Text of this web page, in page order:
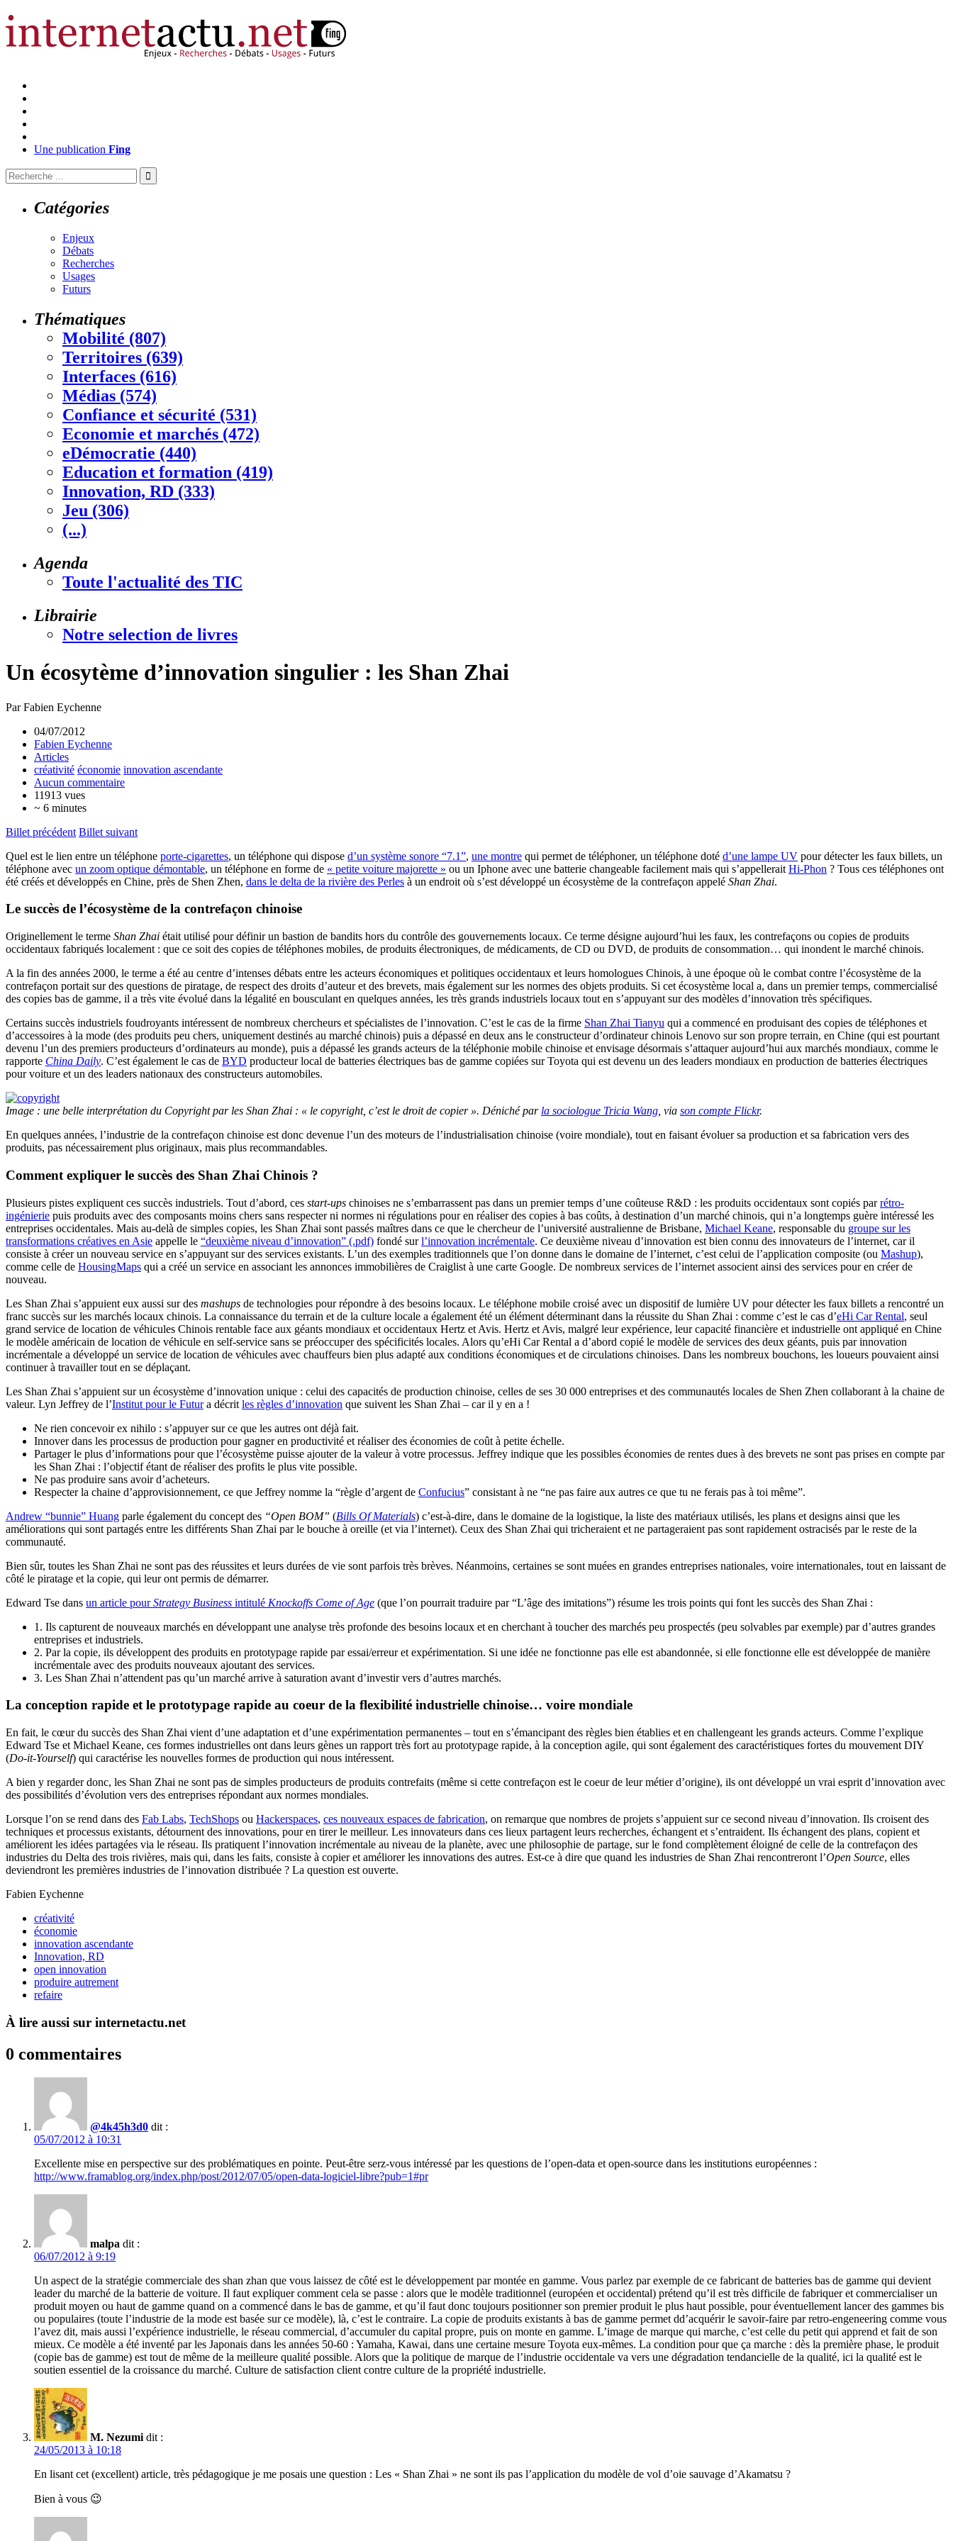
Une publication Fing
Catégories
Enjeux
Débats
Recherches
Usages
Futurs
Thématiques
Mobilité (807)
Territoires (639)
Interfaces (616)
Médias (574)
Confiance et sécurité (531)
Economie et marchés (472)
eDémocratie (440)
Education et formation (419)
Innovation, RD (333)
Jeu (306)
(...)
Agenda
Toute l'actualité des TIC
Librairie
Notre selection de livres
Un écosytème d’innovation singulier : les Shan Zhai
Par Fabien Eychenne
04/07/2012
Fabien Eychenne
Articles
créativité économie innovation ascendante
Aucun commentaire
11913 vues
~ 6 minutes
Billet précédent Billet suivant
Quel est le lien entre un téléphone porte-cigarettes, un téléphone qui dispose d’un système sonore “7.1”, une montre qui permet de téléphoner, un téléphone doté d’une lampe UV pour détecter les faux billets, un
téléphone avec un zoom optique démontable, un téléphone en forme de « petite voiture majorette » ou un Iphone avec une batterie changeable facilement mais qui s’appellerait Hi-Phon ? Tous ces téléphones ont
été créés et développés en Chine, près de Shen Zhen, dans le delta de la rivière des Perles à un endroit où s’est développé un écosystème de la contrefaçon appelé Shan Zhai.
Le succès de l’écosystème de la contrefaçon chinoise
Originellement le terme Shan Zhai était utilisé pour définir un bastion de bandits hors du contrôle des gouvernements locaux. Ce terme désigne aujourd’hui les faux, les contrefaçons ou copies de produits
occidentaux fabriqués localement : que ce soit des copies de téléphones mobiles, de produits électroniques, de médicaments, de CD ou DVD, de produits de consommation… qui inondent le marché chinois.
A la fin des années 2000, le terme a été au centre d’intenses débats entre les acteurs économiques et politiques occidentaux et leurs homologues Chinois, à une époque où le combat contre l’écosystème de la
contrefaçon portait sur des questions de piratage, de respect des droits d’auteur et des brevets, mais également sur les normes des objets produits. Si cet écosystème local a, dans un premier temps, commercialisé
des copies bas de gamme, il a très vite évolué dans la légalité en bousculant en quelques années, les très grands industriels locaux tout en s’appuyant sur des modèles d’innovation très spécifiques.
Certains succès industriels foudroyants intéressent de nombreux chercheurs et spécialistes de l’innovation. C’est le cas de la firme Shan Zhai Tianyu qui a commencé en produisant des copies de téléphones et
d’accessoires à la mode (des produits peu chers, uniquement destinés au marché chinois) puis a dépassé en deux ans le constructeur d’ordinateur chinois Lenovo sur son propre terrain, en Chine (qui est pourtant
devenu l’un des premiers producteurs d’ordinateurs au monde), puis a dépassé les grands acteurs de la téléphonie mobile chinoise et envisage désormais s’attaquer aujourd’hui aux marchés mondiaux, comme le
rapporte China Daily. C’est également le cas de BYD producteur local de batteries électriques bas de gamme copiées sur Toyota qui est devenu un des leaders mondiaux en production de batteries électriques
pour voiture et un des leaders nationaux des constructeurs automobiles.
Image : une belle interprétation du Copyright par les Shan Zhai : « le copyright, c’est le droit de copier ». Déniché par la sociologue Tricia Wang , via son compte Flickr.
En quelques années, l’industrie de la contrefaçon chinoise est donc devenue l’un des moteurs de l’industrialisation chinoise (voire mondiale), tout en faisant évoluer sa production et sa fabrication vers des
produits, pas nécessairement plus originaux, mais plus recommandables.
Comment expliquer le succès des Shan Zhai Chinois ?
Plusieurs pistes expliquent ces succès industriels. Tout d’abord, ces start-ups chinoises ne s’embarrassent pas dans un premier temps d’une coûteuse R&D : les produits occidentaux sont copiés parrétro-
ingénierie puis produits avec des composants moins chers sans respecter ni normes ni régulations pour en réaliser des copies à bas coûts, à destination d’un marché chinois, qui n’a longtemps guère intéressé les
entreprises occidentales. Mais au-delà de simples copies, les Shan Zhai sont passés maîtres dans ce que le chercheur de l’université australienne de Brisbane, Michael Keane, responsable du groupe sur les
transformations créatives en Asie appelle le “deuxième niveau d’innovation” (.pdf) fondé surl’innovation incrémentale. Ce deuxième niveau d’innovation est bien connu des innovateurs de l’internet, car il
consiste à créer un nouveau service en s’appuyant sur des services existants. L’un des exemples traditionnels que l’on donne dans le domaine de l’internet, c’est celui de l’application composite (ou Mashup),
comme celle de HousingMaps qui a créé un service en associant les annonces immobilières de Craiglist à une carte Google. De nombreux services de l’internet associent ainsi des services pour en créer de
nouveau.
Les Shan Zhai s’appuient eux aussi sur des mashups de technologies pour répondre à des besoins locaux. Le téléphone mobile croisé avec un dispositif de lumière UV pour détecter les faux billets a rencontré un
franc succès sur les marchés locaux chinois. La connaissance du terrain et de la culture locale a également été un élément déterminant dans la réussite du Shan Zhai : comme c’est le cas d’eHi Car Rental, seul
grand service de location de véhicules Chinois rentable face aux géants mondiaux et occidentaux Hertz et Avis. Hertz et Avis, malgré leur expérience, leur capacité financière et industrielle ont appliqué en Chine
le modèle américain de location de véhicule en self-service sans se préoccuper des spécificités locales. Alors qu’eHi Car Rental a d’abord copié le modèle de services des deux géants, puis par innovation
incrémentale a développé un service de location de véhicules avec chauffeurs bien plus adapté aux conditions économiques et de circulations chinoises. Dans les nombreux bouchons, les loueurs pouvaient ainsi
continuer à travailler tout en se déplaçant.
Les Shan Zhai s’appuient sur un écosystème d’innovation unique : celui des capacités de production chinoise, celles de ses 30 000 entreprises et des communautés locales de Shen Zhen collaborant à la chaine de
valeur. Lyn Jeffrey de l’Institut pour le Futura décrit les règles d’innovation que suivent les Shan Zhai – car il y en a !
Ne rien concevoir ex nihilo : s’appuyer sur ce que les autres ont déjà fait.
Innover dans les processus de production pour gagner en productivité et réaliser des économies de coût à petite échelle.
Partager le plus d’informations pour que l’écosystème puisse ajouter de la valeur à votre processus. Jeffrey indique que les possibles économies de rentes dues à des brevets ne sont pas prises en compte par
les Shan Zhai : l’objectif étant de réaliser des profits le plus vite possible.
Ne pas produire sans avoir d’acheteurs.
Respecter la chaine d’approvisionnement, ce que Jeffrey nomme la “règle d’argent de Confucius” consistant à ne “ne pas faire aux autres ce que tu ne ferais pas à toi même”.
Andrew “bunnie” Huang parle également du concept des “Open BOM” (Bills Of Materials) c’est-à-dire, dans le domaine de la logistique, la liste des matériaux utilisés, les plans et designs ainsi que les
améliorations qui sont partagés entre les différents Shan Zhai par le bouche à oreille (et via l’internet). Ceux des Shan Zhai qui tricheraient et ne partageraient pas sont rapidement ostracisés par le reste de la
communauté.
Bien sûr, toutes les Shan Zhai ne sont pas des réussites et leurs durées de vie sont parfois très brèves. Néanmoins, certaines se sont muées en grandes entreprises nationales, voire internationales, tout en laissant de
côté le piratage et la copie, qui leur ont permis de démarrer.
Edward Tse dans un article pourStrategy Business intitulé Knockoffs Come of Age (que l’on pourrait traduire par “L’âge des imitations”) résume les trois points qui font les succès des Shan Zhai :
1. Ils capturent de nouveaux marchés en développant une analyse très profonde des besoins locaux et en cherchant à toucher des marchés peu prospectés (peu solvables par exemple) par d’autres grandes
entreprises et industriels.
2. Par la copie, ils développent des produits en prototypage rapide par essai/erreur et expérimentation. Si une idée ne fonctionne pas elle est abandonnée, si elle fonctionne elle est développée de manière
incrémentale avec des produits nouveaux ajoutant des services.
3. Les Shan Zhai n’attendent pas qu’un marché arrive à saturation avant d’investir vers d’autres marchés.
La conception rapide et le prototypage rapide au coeur de la flexibilité industrielle chinoise… voire mondiale
En fait, le cœur du succès des Shan Zhai vient d’une adaptation et d’une expérimentation permanentes – tout en s’émancipant des règles bien établies et en challengeant les grands acteurs. Comme l’explique
Edward Tse et Michael Keane, ces formes industrielles ont dans leurs gènes un rapport très fort au prototypage rapide, à la conception agile, qui sont également des caractéristiques fortes du mouvement DIY
(Do-it-Yourself) qui caractérise les nouvelles formes de production qui nous intéressent.
A bien y regarder donc, les Shan Zhai ne sont pas de simples producteurs de produits contrefaits (même si cette contrefaçon est le coeur de leur métier d’origine), ils ont développé un vrai esprit d’innovation avec
des possibilités d’évolution vers des entreprises répondant aux normes mondiales.
Lorsque l’on se rend dans des Fab Labs, TechShops ou Hackerspaces, ces nouveaux espaces de fabrication, on remarque que nombres de projets s’appuient sur ce second niveau d’innovation. Ils croisent des
techniques et processus existants, détournent des innovations, pour en tirer le meilleur. Les innovateurs dans ces lieux partagent leurs recherches, échangent et s’entraident. Ils échangent des plans, copient et
améliorent les idées partagées via le réseau. Ils pratiquent l’innovation incrémentale au niveau de la planète, avec une philosophie de partage, sur le fond complètement éloigné de celle de la contrefaçon des
industries du Delta des trois rivières, mais qui, dans les faits, consiste à copier et améliorer les innovations des autres. Est-ce à dire que quand les industries de Shan Zhai rencontreront l’Open Source, elles
deviendront les premières industries de l’innovation distribuée ? La question est ouverte.
Fabien Eychenne
créativité
économie
innovation ascendante
Innovation, RD
open innovation
produire autrement
refaire
À lire aussi sur internetactu.net
0 commentaires
@4k45h3d0 dit :
05/07/2012 à 10:31
Excellente mise en perspective sur des problématiques en pointe. Peut-être serz-vous intéressé par les questions de l’open-data et open-source dans les institutions européennes :
http://www.framablog.org/index.php/post/2012/07/05/open-data-logiciel-libre?pub=1#pr
malpa dit :
06/07/2012 à 9:19
Un aspect de la stratégie commerciale des shan zhan que vous laissez de côté est le développement par montée en gamme. Vous parlez par exemple de ce fabricant de batteries bas de gamme qui devient
leader du marché de la batterie de voiture. Il faut expliquer comment cela se passe : alors que le modèle traditionnel (européen et occidental) prétend qu’il est très difficile de fabriquer et commercialiser un
produit moyen ou haut de gamme quand on a commencé dans le bas de gamme, et qu’il faut donc toujours positionner son premier produit le plus haut possible, pour éventuellement lancer des gammes bis
ou populaires (toute l’industrie de la mode est basée sur ce modèle), là, c’est le contraire. La copie de produits existants à bas de gamme permet dd’acquérir le savoir-faire par retro-engeneering comme vous
l’avez dit, mais aussi l’expérience industrielle, le réseau commercial, d’accumuler du capital propre, puis on monte en gamme. L’image de marque qui marche, c’est celle du petit qui apprend et fait de son
mieux. Ce modèle a été inventé par les Japonais dans les années 50-60 : Yamaha, Kawai, dans une certaine mesure Toyota eux-mêmes. La condition pour que ça marche : dès la première phase, le produit
(copie bas de gamme) est tout de même de la meilleure qualité possible. Alors que la politique de marque de l’industrie occidentale va vers une dégradation tendancielle de la qualité, ici la qualité est le
soutien essentiel de la croissance du marché. Culture de satisfaction client contre culture de la propriété industrielle.
M. Nezumi dit :
24/05/2013 à 10:18
En lisant cet (excellent) article, très pédagogique je me posais une question : Les « Shan Zhai » ne sont ils pas l’application du modèle de vol d’oie sauvage d’Akamatsu ?
Bien à vous 😉